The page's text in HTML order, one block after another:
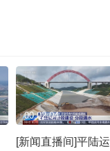
[新闻直播间]平陆运
00:02:04